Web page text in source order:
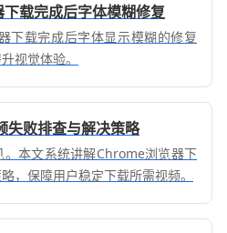
载完成后字体模糊修复
下载完成后字体显示模糊的修复
视觉体验。
败排查与解决策略
本文系统讲解Chrome浏览器下
，保障用户稳定下载所需视频。